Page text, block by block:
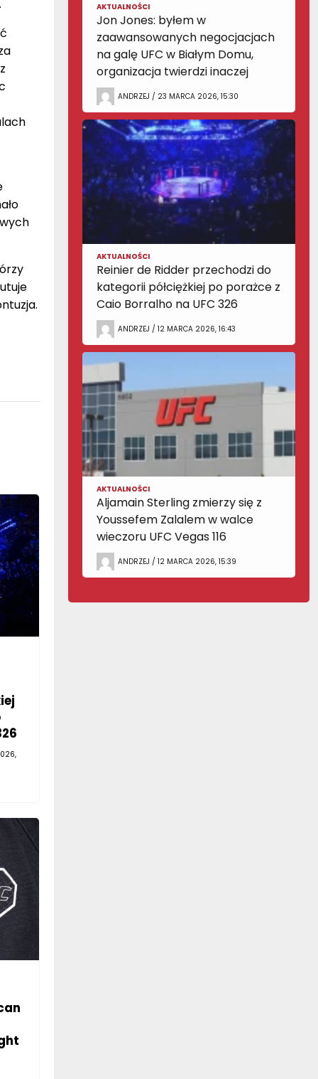
AKTUALNOŚCI
Jon Jones: byłem w
zaawansowanych negocjacjach
na galę UFC w Białym Domu,
organizacja twierdzi inaczej
ANDRZEJ / 23 MARCA 2026, 15:30
AKTUALNOŚCI
Reinier de Ridder przechodzi do
kategorii półciężkiej po porażce z
Caio Borralho na UFC 326
ANDRZEJ / 12 MARCA 2026, 16:43
AKTUALNOŚCI
Aljamain Sterling zmierzy się z
Youssefem Zalalem w walce
wieczoru UFC Vegas 116
ANDRZEJ / 12 MARCA 2026, 15:39